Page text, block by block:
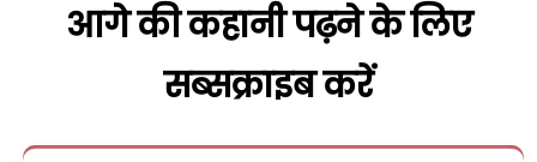
आगे की कहानी पढ़ने के लिए
सब्सक्राइब करें